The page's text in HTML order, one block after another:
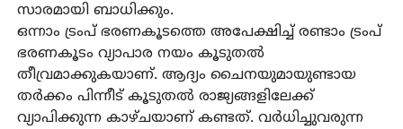
സാരമായി ബാധിക്കും.
ഒന്നാം ട്രംപ് ഭരണകൂടത്തെ അപേക്ഷിച്ച് രണ്ടാം ട്രംപ്
ഭരണകൂടം വ്യാപാര നയം കൂടുതല്‍
തീവ്രമാക്കുകയാണ്. ആദ്യം ചൈനയുമായുണ്ടായ
തര്‍ക്കം പിന്നീട് കൂടുതല്‍ രാജ്യങ്ങളിലേക്ക്
വ്യാപിക്കുന്ന കാഴ്ചയാണ് കണ്ടത്. വര്‍ധിച്ചുവരുന്ന